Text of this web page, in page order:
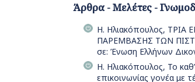
Άρθρα - Μελέτες -
Η. Ηλιακόπουλος,
ΠΑΡΕΜΒΑΣΗΣ ΤΩΝ
σε: Ένωση Ελλήνων
Η. Ηλιακόπουλος, Το
επικοινωνίας γονέα με